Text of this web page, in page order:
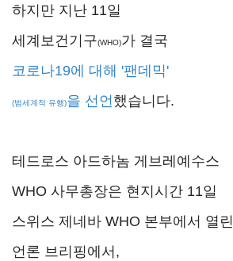
하지만 지난 11일
세계보건기구(WHO)가 결국
코로나19에 대해 '팬데믹'
(범세계적 유행)을 선언했습니다.
테드로스 아드하놈 게브레예수스
WHO 사무총장은 현지시간 11일
스위스 제네바 WHO 본부에서 열린
언론 브리핑에서,